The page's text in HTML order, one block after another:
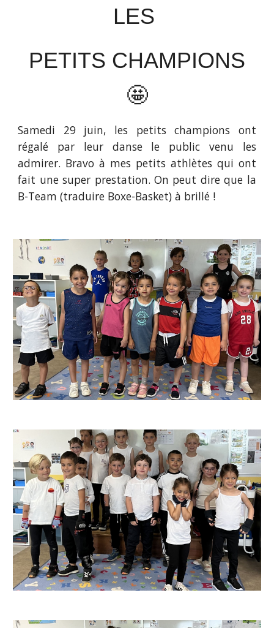
LES
PETITS CHAMPIONS
🤩
Samedi 29 juin, les petits champions ont
régalé par leur danse le public venu les
admirer. Bravo à mes petits athlètes qui ont
fait une super prestation. On peut dire que la
B-Team (traduire Boxe-Basket) à brillé !